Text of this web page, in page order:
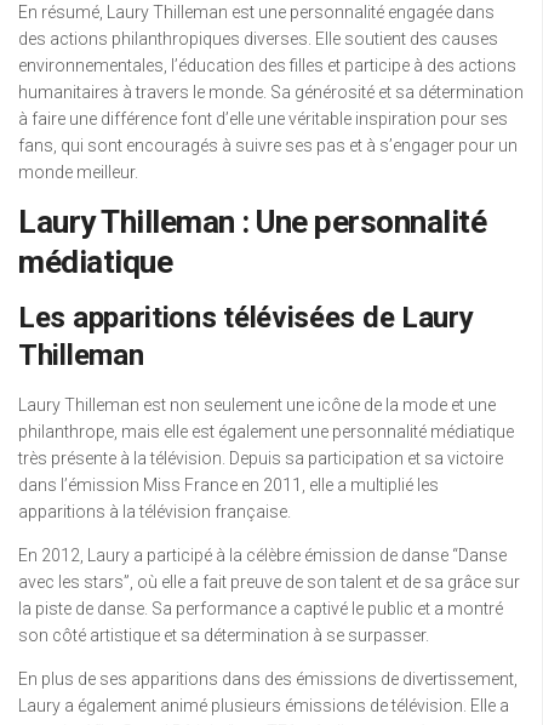
En résumé, Laury Thilleman est une personnalité engagée dans
des actions philanthropiques diverses. Elle soutient des causes
environnementales, l’éducation des filles et participe à des actions
humanitaires à travers le monde. Sa générosité et sa détermination
à faire une différence font d’elle une véritable inspiration pour ses
fans, qui sont encouragés à suivre ses pas et à s’engager pour un
monde meilleur.
Laury Thilleman : Une personnalité
médiatique
Les apparitions télévisées de Laury
Thilleman
Laury Thilleman est non seulement une icône de la mode et une
philanthrope, mais elle est également une personnalité médiatique
très présente à la télévision. Depuis sa participation et sa victoire
dans l’émission Miss France en 2011, elle a multiplié les
apparitions à la télévision française.
En 2012, Laury a participé à la célèbre émission de danse “Danse
avec les stars”, où elle a fait preuve de son talent et de sa grâce sur
la piste de danse. Sa performance a captivé le public et a montré
son côté artistique et sa détermination à se surpasser.
En plus de ses apparitions dans des émissions de divertissement,
Laury a également animé plusieurs émissions de télévision. Elle a